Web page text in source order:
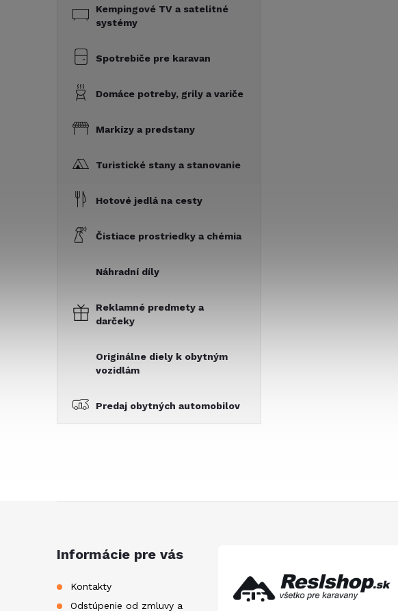
Kempingové TV a satelitné
systémy
Spotrebiče pre karavan
Domáce potreby, grily a variče
Markízy a predstany
Turistické stany a stanovanie
Hotové jedlá na cesty
Čistiace prostriedky a chémia
Náhradní díly
Reklamné predmety a
darčeky
Originálne diely k obytným
vozidlám
Predaj obytných automobilov
Informácie pre vás
Kontakty
Odstúpenie od zmluvy a